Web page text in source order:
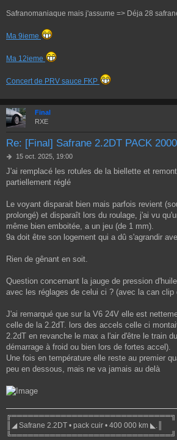
Safranomaniaque mais j'assume => Déja 28
Ma 9ieme
Ma 12ieme
Concert de PRV sauce FKP
Final
RXE
Re: [Final] Safrane 2.2DT PACK 2000
M
s
s
g
15 oct. 2025, 19:00
J'ai remplacé les rotules de la biellette et
partiellement réglé
Le voyant disparait bien mais parfois revient
prolongé) et disparaît lors du roulage, j'ai vu
même bien emboitée, a un jeu (de 1 mm).
9a doit être son logement qui a dû s'agrandir
Rien de gênant en soit.
Question concernant la jauge de pression
avec les réglages de celui ci ? (avec la can clip
J'ai remarqué que sur la V6 24V elle est
celle de la 2.2dT. lors des accels celle ci
2.2dT en revanche le max a l'air d'être le train
démarrage à froid ou bien lors de fortes accel).
Une fois en température elle reste au premier
peu en dessous, mais ne va jamais au delà
╔═════════════════════════════╗
║◢ Safrane 2.2DT • pack cuir • 400 000 km ◣.║
╚═════════════════════════════╝